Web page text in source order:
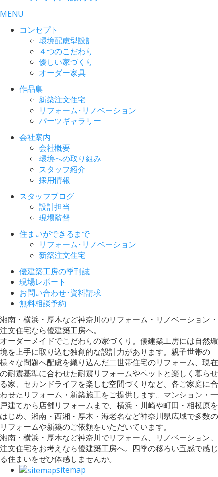
MENU
コンセプト
環境配慮型設計
４つのこだわり
優しい家づくり
オーダー家具
作品集
新築注文住宅
リフォーム･リノベーション
パーツギャラリー
会社案内
会社概要
環境への取り組み
スタッフ紹介
採用情報
スタッフブログ
設計担当
現場監督
住まいができるまで
リフォーム･リノベーション
新築注文住宅
優建築工房の季刊誌
現場レポート
お問い合わせ･資料請求
無料相談予約
湘南・横浜・厚木など神奈川のリフォーム・リノベーション・
注文住宅なら優建築工房へ。
オーダーメイドでこだわりの家づくり。優建築工房には自然環
境を上手に取り込む独創的な設計力があります。親子世帯の
様々な問題へ配慮を織り込んだ二世帯住宅のリフォーム、現在
の耐震基準に合わせた耐震リフォームやペットと楽しく暮らせ
る家、セカンドライフを楽しむ空間づくりなど、各ご家庭に合
わせたリフォーム・新築施工をご提供します。マンション・一
戸建てから店舗リフォームまで、横浜・川崎や町田・相模原を
はじめ、湘南・西湘・厚木・海老名など神奈川県広域で多数の
リフォームや新築のご依頼をいただいています。
湘南・横浜・厚木など神奈川でリフォーム、リノベーション、
注文住宅をお考えなら優建築工房へ。四季の移ろい五感で感じ
る住まいをぜひ体感しませんか。
sitemap